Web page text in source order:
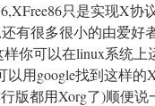
只是实现X
有很多很小的由爱好
样你可以在linux系统上
以用google找到这样
版都用Xorg了)顺便